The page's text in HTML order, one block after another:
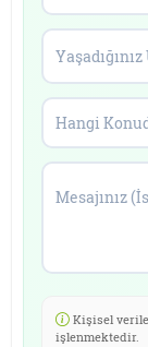
Hangi
Mesajınız
Kişisel
işlenmektedir.